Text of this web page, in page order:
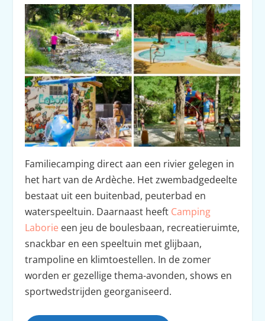
Familiecamping direct aan een rivier gelegen in
het hart van de Ardèche. Het zwembadgedeelte
bestaat uit een buitenbad, peuterbad en
waterspeeltuin. Daarnaast heeft Camping
Laborie een jeu de boulesbaan, recreatieruimte,
snackbar en een speeltuin met glijbaan,
trampoline en klimtoestellen. In de zomer
worden er gezellige thema-avonden, shows en
sportwedstrijden georganiseerd.